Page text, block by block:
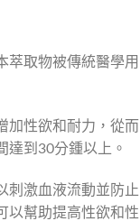
萃取物被傳統醫學用
加性欲和耐力，從而
達到30分鍾以上。
刺激血液流動並防止
以幫助提高性欲和性